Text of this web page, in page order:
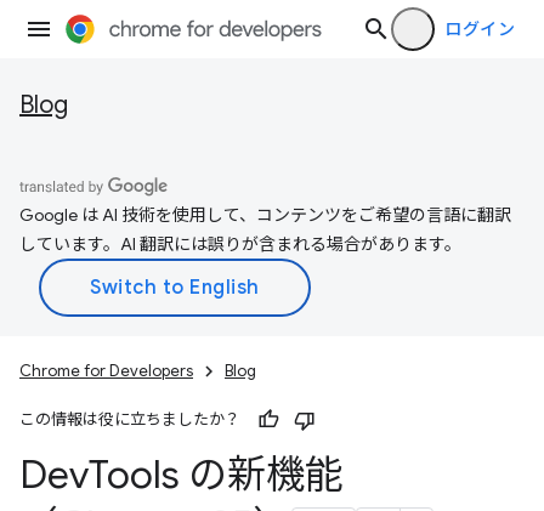
ログイン
Blog
Google は AI 技術を使用して、コンテンツをご希望の言語に翻訳
しています。AI 翻訳には誤りが含まれる場合があります。
Chrome for Developers Blog
この情報は役に立ちましたか？
DevTools の新機能